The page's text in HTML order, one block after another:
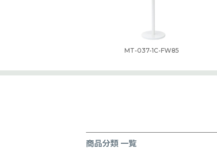
MT-037-1C-FW85
商品分類 一覧